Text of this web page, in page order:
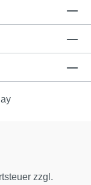
zzgl.